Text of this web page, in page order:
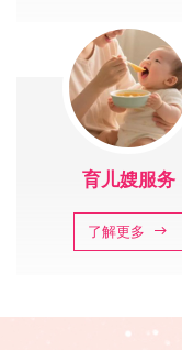
育儿嫂服务
了解更多